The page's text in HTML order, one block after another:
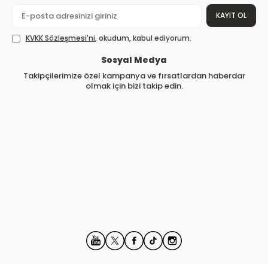
KAYIT OL
KVKK Sözleşmesi'ni, okudum, kabul ediyorum.
Sosyal Medya
Takipçilerimize özel kampanya ve fırsatlardan haberdar
olmak için bizi takip edin.